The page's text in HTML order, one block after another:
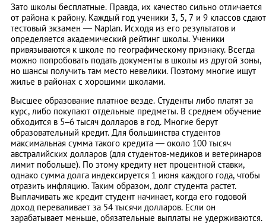
Зато школы бесплатные. Правда, их качество сильно отличается
от района к району. Каждый год ученики 3, 5, 7 и 9 классов сдают
тестовый экзамен — Naplan. Исходя из его результатов и
определяется академический рейтинг школы. Ученики
привязываются к школе по географическому признаку. Всегда
можно попробовать подать документы в школы из другой зоны,
но шансы получить там место невелики. Поэтому многие ищут
жилье в районах с хорошими школами.
Высшее образование платное везде. Студенты либо платят за
курс, либо покупают отдельные предметы. В среднем обучение
обходится в 5–6 тысяч долларов в год. Многие берут
образовательный кредит. Для большинства студентов
максимальная сумма такого кредита — около 100 тысяч
австралийских долларов (для студентов-медиков и ветеринаров
лимит побольше). По этому кредиту нет процентной ставки,
однако сумма долга индексируется 1 июня каждого года, чтобы
отразить инфляцию. Таким образом, долг студента растет.
Выплачивать же кредит студент начинает, когда его годовой
доход переваливает за 54 тысячи долларов. Если он
зарабатывает меньше, обязательные выплаты не удерживаются.